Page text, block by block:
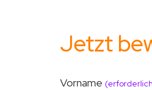
Jetzt
Vorname